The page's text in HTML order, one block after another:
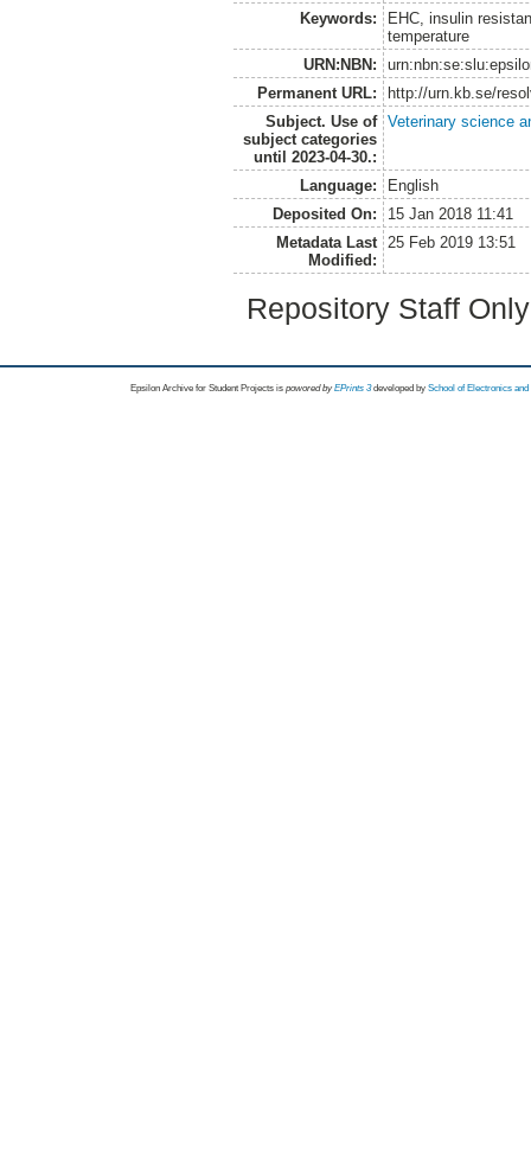
Keywords:
EHC, insulin
temperature
URN:NBN:
Permanent URL:
http://urn.kb.se/
Subject. Use of
subject categories
until 2023-04-30.:
Veterinary science
Language:
English
Deposited On:
15 Jan 2018 11:41
Metadata Last
Modified:
25 Feb 2019 13:51
Repository Staff
Epsilon Archive for Student Projects is powored byEPrints 3 developed by School of Electronics